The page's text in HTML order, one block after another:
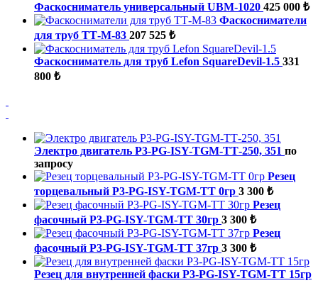
Фаскосниматель универсальный UBM-1020 425 000 ₺
Фаскосниматели
для труб ТТ-М-83 207 525 ₺
Фаскосниматель для труб Lefon SquareDevil-1.5 331
800 ₺
Электро двигатель P3-PG-ISY-TGM-ТТ-250, 351 по
запросу
Резец
торцевальный P3-PG-ISY-TGM-ТТ 0гр 3 300 ₺
Резец
фасочный P3-PG-ISY-TGM-ТТ 30гр 3 300 ₺
Резец
фасочный P3-PG-ISY-TGM-ТТ 37гр 3 300 ₺
Резец для внутренней фаски P3-PG-ISY-TGM-ТТ 15гр